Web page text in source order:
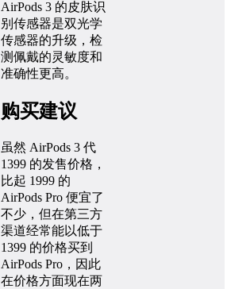
AirPods 3 的皮肤识
别传感器是双光学
传感器的升级，检
测佩戴的灵敏度和
准确性更高。
购买建议
虽然 AirPods 3 代
1399 的发售价格，
比起 1999 的
AirPods Pro 便宜了
不少，但在第三方
渠道经常能以低于
1399 的价格买到
AirPods Pro，因此
在价格方面现在两